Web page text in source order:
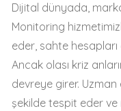
Dijital dünyada,
Monitoring
eder, sahte hesapları
Ancak olası kriz
devreye girer. Uzman
şekilde tespit eder ve